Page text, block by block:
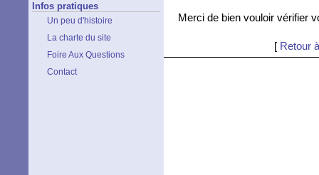
Infos pratiques
Un peu d'histoire
La charte du site
Foire Aux Questions
Contact
Merci de bien vouloir vérifier
[ Retour